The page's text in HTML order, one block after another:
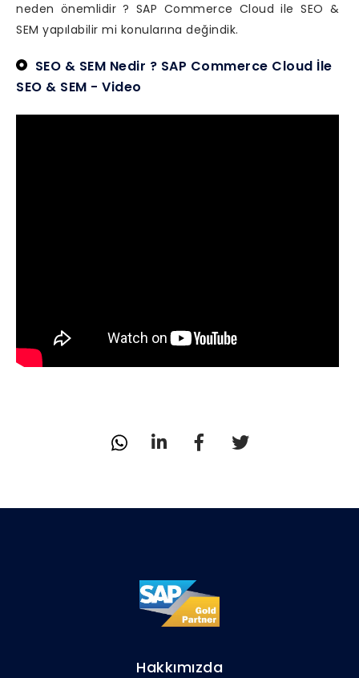
neden önemlidir ? SAP Commerce Cloud ile SEO &
SEM yapılabilir mi konularına değindik.
SEO & SEM Nedir ? SAP Commerce Cloud İle
SEO & SEM - Video
Hakkımızda